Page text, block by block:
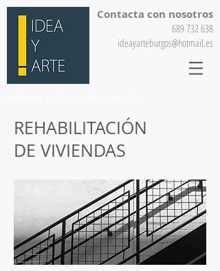
Contacta con nosotros
689 732 638
ideayarteburgos@hotmail.es
REHABILITACIÓN
DE VIVIENDAS